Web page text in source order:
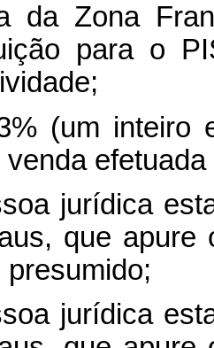
da Zona
para o
(um inteiro
efetuada
jurídica
que apure
presumido;
jurídica